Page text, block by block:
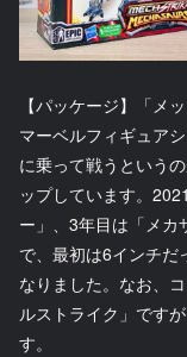
【パッケージ】「メ
マーベルフィギュア
に乗って戦うという
ップしています。
ー」、3年目は「メカ
で、最初は6インチだ
なりました。なお、
ルストライク」です
す。